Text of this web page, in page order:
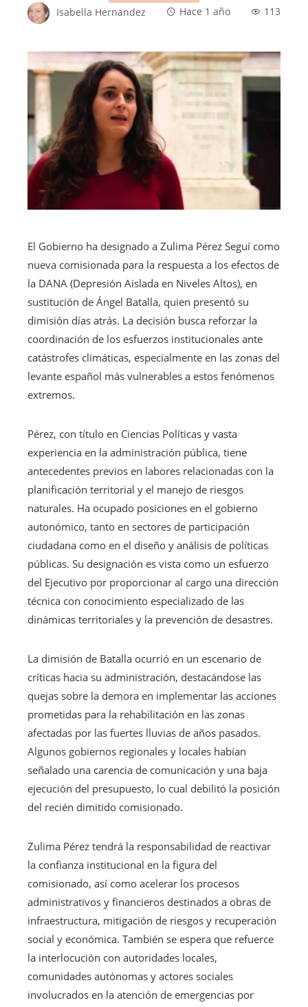
Isabella Hernandez Hace 1 año 113
El Gobierno ha designado a Zulima Pérez Seguí como
nueva comisionada para la respuesta a los efectos de
la DANA (Depresión Aislada en Niveles Altos), en
sustitución de Ángel Batalla, quien presentó su
dimisión días atrás. La decisión busca reforzar la
coordinación de los esfuerzos institucionales ante
catástrofes climáticas, especialmente en las zonas del
levante español más vulnerables a estos fenómenos
extremos.
Pérez, con título en Ciencias Políticas y vasta
experiencia en la administración pública, tiene
antecedentes previos en labores relacionadas con la
planificación territorial y el manejo de riesgos
naturales. Ha ocupado posiciones en el gobierno
autonómico, tanto en sectores de participación
ciudadana como en el diseño y análisis de políticas
públicas. Su designación es vista como un esfuerzo
del Ejecutivo por proporcionar al cargo una dirección
técnica con conocimiento especializado de las
dinámicas territoriales y la prevención de desastres.
La dimisión de Batalla ocurrió en un escenario de
críticas hacia su administración, destacándose las
quejas sobre la demora en implementar las acciones
prometidas para la rehabilitación en las zonas
afectadas por las fuertes lluvias de años pasados.
Algunos gobiernos regionales y locales habían
señalado una carencia de comunicación y una baja
ejecución del presupuesto, lo cual debilitó la posición
del recién dimitido comisionado.
Zulima Pérez tendrá la responsabilidad de reactivar
la confianza institucional en la figura del
comisionado, así como acelerar los procesos
administrativos y financieros destinados a obras de
infraestructura, mitigación de riesgos y recuperación
social y económica. También se espera que refuerce
la interlocución con autoridades locales,
comunidades autónomas y actores sociales
involucrados en la atención de emergencias por